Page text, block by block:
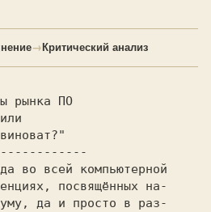
→Критический анализ
рынка ПО
или
во всей компьютерной
посвящённых на-
да и просто в раз-